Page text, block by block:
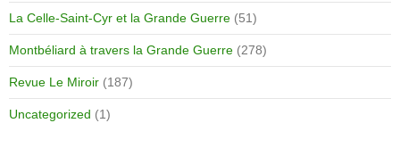
La Celle-Saint-Cyr et la Grande Guerre (51)
Montbéliard à travers la Grande Guerre (278)
Revue Le Miroir (187)
Uncategorized (1)